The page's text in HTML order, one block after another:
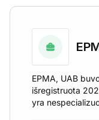
EPMA, UAB
išregistruota
yra